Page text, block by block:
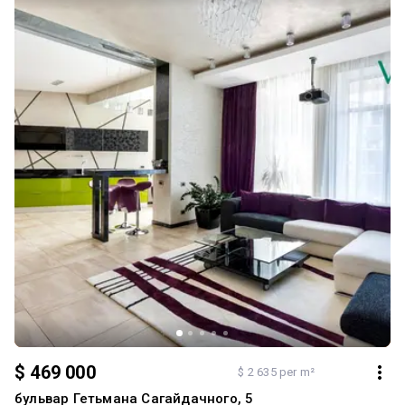
є генератор, паркінг територія, Що Охороняється До Соборної
пл, гірський сад 10 хвилин пішим Хороше місце розташування,
74.000 $ торг тел -0668194486
$ 469 000 $ 2 635 per m²
бульвар Гетьмана Сагайдачного, 5